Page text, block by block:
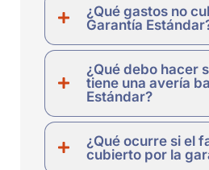
¿Qué gastos no
Garantía
¿Qué debo hacer
tiene una avería
Estándar?
¿Qué ocurre si el
cubierto por la